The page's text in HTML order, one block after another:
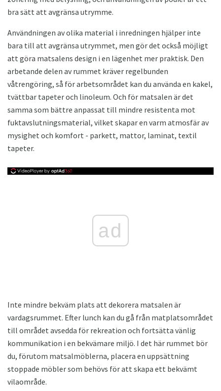
bra sätt att avgränsa utrymme.
Användningen av olika material i inredningen hjälper inte
bara till att avgränsa utrymmet, men gör det också möjligt
att göra matsalens design i en lägenhet mer praktisk. Den
arbetande delen av rummet kräver regelbunden
våtrengöring, så för arbetsområdet kan du använda en kakel,
tvättbar tapeter och linoleum. Och för matsalen är det
samma som bättre anpassat till mindre resistenta mot
fuktavslutningsmaterial, vilket skapar en varm atmosfär av
mysighet och komfort - parkett, mattor, laminat, textil
tapeter.
ad
Inte mindre bekväm plats att dekorera matsalen är
vardagsrummet. Efter lunch kan du gå från matplatsområdet
till området avsedda för rekreation och fortsätta vänlig
kommunikation i en bekvämare miljö. I det här rummet bör
du, förutom matsalmöblerna, placera en uppsättning
stoppade möbler som behövs för att skapa ett bekvämt
vilaområde.